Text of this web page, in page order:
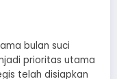
bulan suci
prioritas utama
telah disiapkan